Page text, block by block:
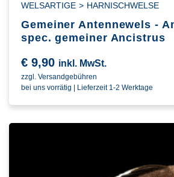
WELSARTIGE > HARNISCHWELSE
Gemeiner Antennewels -
spec. gemeiner Ancistrus
€ 9,90 inkl. MwSt.
zzgl. Versandgebühren
bei uns vorrätig | Lieferzeit 1-2 Werktage